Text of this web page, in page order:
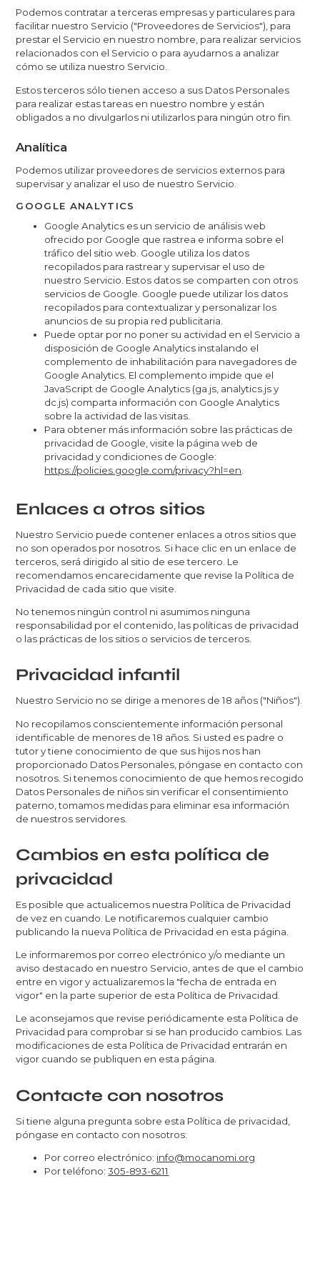
Podemos contratar a terceras empresas y particulares para
facilitar nuestro Servicio ("Proveedores de Servicios"), para
prestar el Servicio en nuestro nombre, para realizar servicios
relacionados con el Servicio o para ayudarnos a analizar
cómo se utiliza nuestro Servicio.
Estos terceros sólo tienen acceso a sus Datos Personales
para realizar estas tareas en nuestro nombre y están
obligados a no divulgarlos ni utilizarlos para ningún otro fin.
Analítica
Podemos utilizar proveedores de servicios externos para
supervisar y analizar el uso de nuestro Servicio.
GOOGLE ANALYTICS
Google Analytics es un servicio de análisis web
ofrecido por Google que rastrea e informa sobre el
tráfico del sitio web. Google utiliza los datos
recopilados para rastrear y supervisar el uso de
nuestro Servicio. Estos datos se comparten con otros
servicios de Google. Google puede utilizar los datos
recopilados para contextualizar y personalizar los
anuncios de su propia red publicitaria.
Puede optar por no poner su actividad en el Servicio a
disposición de Google Analytics instalando el
complemento de inhabilitación para navegadores de
Google Analytics. El complemento impide que el
JavaScript de Google Analytics (ga.js, analytics.js y
dc.js) comparta información con Google Analytics
sobre la actividad de las visitas.
Para obtener más información sobre las prácticas de
privacidad de Google, visite la página web de
privacidad y condiciones de Google:
https://policies.google.com/privacy?hl=en
Enlaces a otros sitios
Nuestro Servicio puede contener enlaces a otros sitios que
no son operados por nosotros. Si hace clic en un enlace de
terceros, será dirigido al sitio de ese tercero. Le
recomendamos encarecidamente que revise la Política de
Privacidad de cada sitio que visite.
No tenemos ningún control ni asumimos ninguna
responsabilidad por el contenido, las políticas de privacidad
o las prácticas de los sitios o servicios de terceros.
Privacidad infantil
Nuestro Servicio no se dirige a menores de 18 años ("Niños").
No recopilamos conscientemente información personal
identificable de menores de 18 años. Si usted es padre o
tutor y tiene conocimiento de que sus hijos nos han
proporcionado Datos Personales, póngase en contacto con
nosotros. Si tenemos conocimiento de que hemos recogido
Datos Personales de niños sin verificar el consentimiento
paterno, tomamos medidas para eliminar esa información
de nuestros servidores.
Cambios en esta política de
privacidad
Es posible que actualicemos nuestra Política de Privacidad
de vez en cuando. Le notificaremos cualquier cambio
publicando la nueva Política de Privacidad en esta página.
Le informaremos por correo electrónico y/o mediante un
aviso destacado en nuestro Servicio, antes de que el cambio
entre en vigor y actualizaremos la "fecha de entrada en
vigor" en la parte superior de esta Política de Privacidad.
Le aconsejamos que revise periódicamente esta Política de
Privacidad para comprobar si se han producido cambios. Las
modificaciones de esta Política de Privacidad entrarán en
vigor cuando se publiquen en esta página.
Contacte con nosotros
Si tiene alguna pregunta sobre esta Política de privacidad,
póngase en contacto con nosotros:
Por correo electrónico: info@mocanomi.org
Por teléfono:305-893-6211